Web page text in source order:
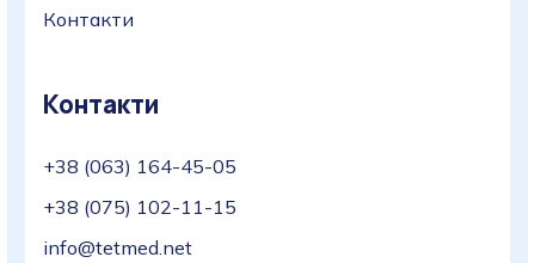
Контакти
Контакти
+38 (063) 164-45-05
+38 (075) 102-11-15
info@tetmed.net